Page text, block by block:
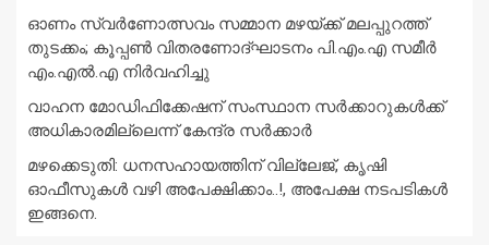
ഓണം സ്വർണോത്സവം സമ്മാന മഴയ്ക്ക് മലപ്പുറത്ത്
തുടക്കം; കൂപ്പൺ വിതരണോദ്ഘാടനം പി.എം.എ സമീർ
എം.എൽ.എ നിർവഹിച്ചു
വാഹന മോഡിഫിക്കേഷന് സംസ്ഥാന സർക്കാറുകൾക്ക്
അധികാരമില്ലെന്ന് കേന്ദ്ര സർക്കാർ
മഴക്കെടുതി: ധനസഹായത്തിന് വില്ലേജ്, കൃഷി
ഓഫീസുകൾ വഴി അപേക്ഷിക്കാം..!, അപേക്ഷ നടപടികൾ
ഇങ്ങനെ.